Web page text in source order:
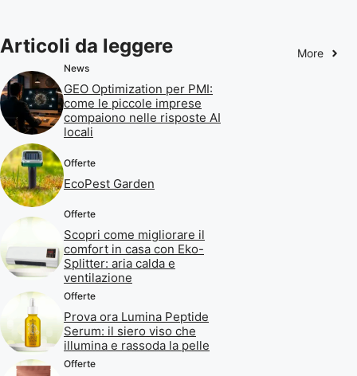
Articoli da leggere More
News
GEO Optimization per PMI:
come le piccole imprese
compaiono nelle risposte AI
locali
Offerte
EcoPest Garden
Offerte
Scopri come migliorare il
comfort in casa con Eko-
Splitter: aria calda e
ventilazione
Offerte
Prova ora Lumina Peptide
Serum: il siero viso che
illumina e rassoda la pelle
Offerte